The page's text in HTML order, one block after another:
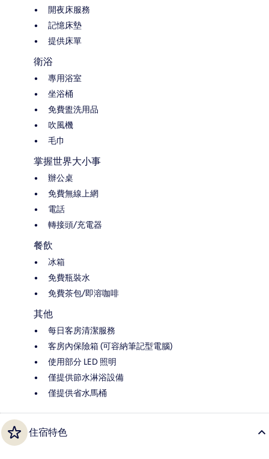
開夜床服務
記憶床墊
提供床單
衛浴
專用浴室
坐浴桶
免費盥洗用品
吹風機
毛巾
掌握世界大小事
辦公桌
免費無線上網
電話
轉接頭/充電器
餐飲
冰箱
免費瓶裝水
免費茶包/即溶咖啡
其他
每日客房清潔服務
客房內保險箱 (可容納筆記型電腦)
使用部分 LED 照明
僅提供節水淋浴設備
僅提供省水馬桶
住宿特色